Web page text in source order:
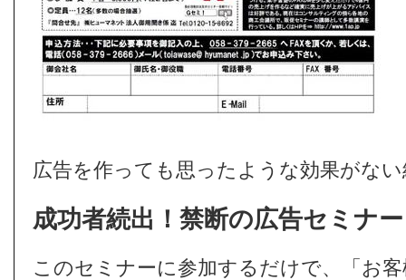
広告を作っても思ったような効果がな
成功者続出！禁断の広告セミナー
このセミナーに参加するだけで、「お